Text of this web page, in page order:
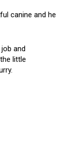
canine and he
and
little